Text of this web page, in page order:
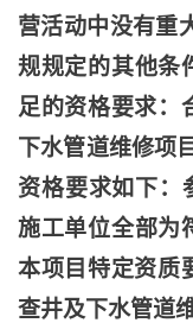
营活动中没有重
规规定的其他条
足的资格要求：
下水管道维修项
资格要求如下：
施工单位全部为
本项目特定资质
查井及下水管道